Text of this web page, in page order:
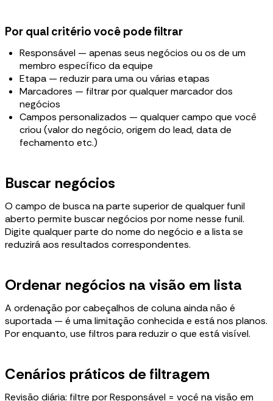
Por qual critério você pode filtrar
Responsável — apenas seus negócios ou os de um
membro específico da equipe
Etapa — reduzir para uma ou várias etapas
Marcadores — filtrar por qualquer marcador dos
negócios
Campos personalizados — qualquer campo que você
criou (valor do negócio, origem do lead, data de
fechamento etc.)
Buscar negócios
O campo de busca na parte superior de qualquer funil
aberto permite buscar negócios por nome nesse funil.
Digite qualquer parte do nome do negócio e a lista se
reduzirá aos resultados correspondentes.
Ordenar negócios na visão em lista
A ordenação por cabeçalhos de coluna ainda não é
suportada — é uma limitação conhecida e está nos planos.
Por enquanto, use filtros para reduzir o que está visível.
Cenários práticos de filtragem
Revisão diária: filtre por Responsável = você na visão em